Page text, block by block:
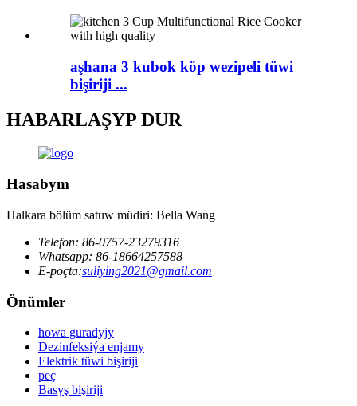
aşhana 3 kubok köp wezipeli tüwi
bişiriji ...
HABARLAŞYP DUR
Hasabym
Halkara bölüm satuw müdiri: Bella Wang
Telefon: 86-0757-23279316
Whatsapp: 86-18664257588
E-poçta:suliying2021@gmail.com
Önümler
howa guradyjy
Dezinfeksiýa enjamy
Elektrik tüwi bişiriji
peç
Basyş bişiriji